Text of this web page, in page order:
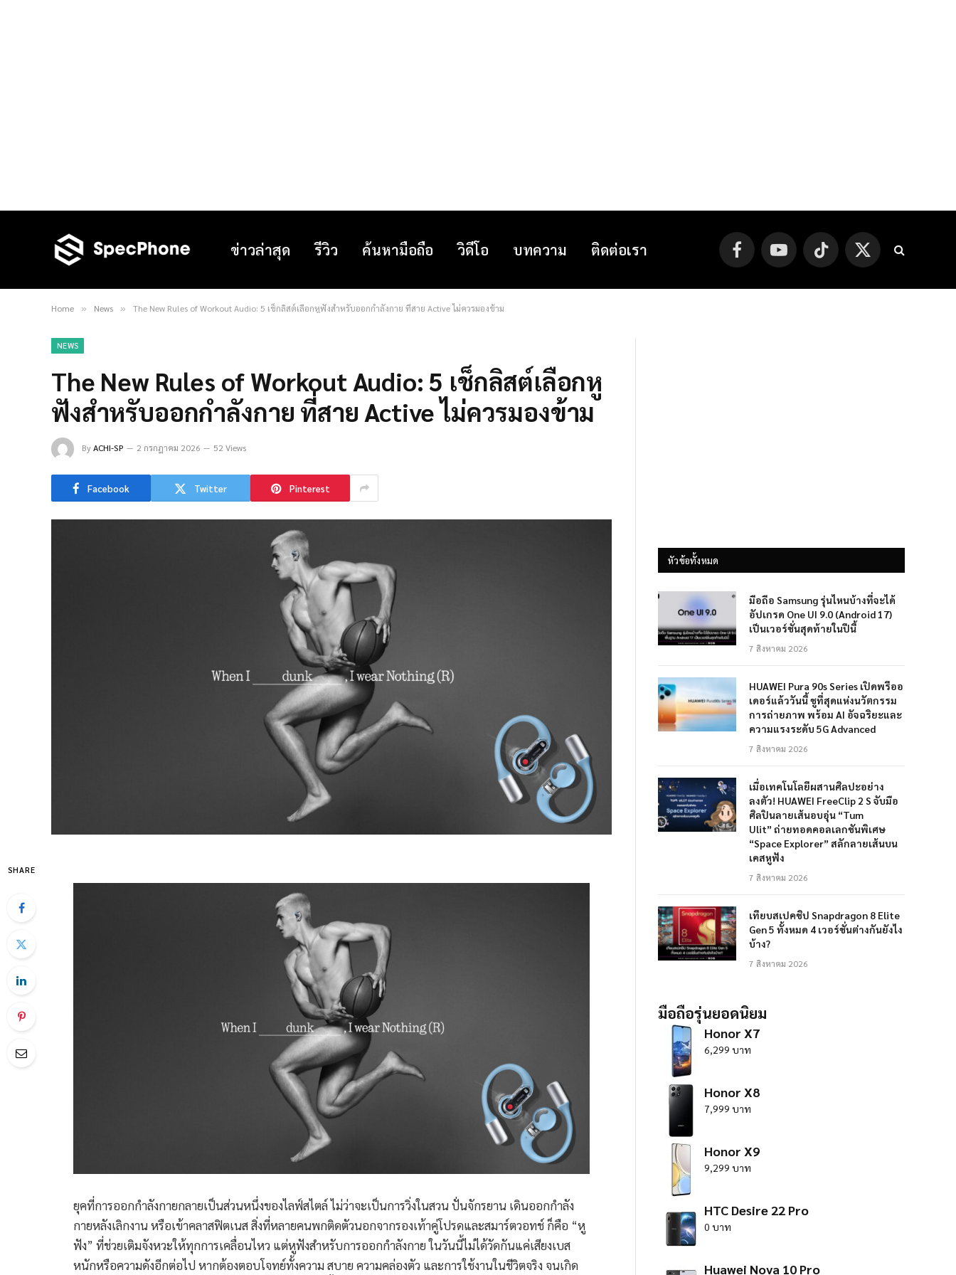
ข่าวล่าสุด รีวิว ค้นหามือถือ วิดีโอ บทความ ติดต่อเรา FacebookYouTube TikTok
X
(Twitter)
Home » News » The New Rules of Workout Audio: 5 เช็กลิสต์เลือกหูฟังสำหรับออกกำลังกาย ที่สาย Active ไม่ควรมองข้าม
NEWS
The New Rules of Workout Audio: 5 เช็กลิสต์เลือกหู
ฟังสำหรับออกกำลังกาย ที่สาย Active ไม่ควรมองข้าม
ByACHI-SP 2 กรกฎาคม 2026 52 Views
Facebook Twitter Pinterest
SHARE
ยุคที่การออกกำลังกายกลายเป็นส่วนหนึ่งของไลฟ์สไตล์ ไม่ว่าจะเป็นการวิ่งในสวน ปั่นจักรยาน เดินออกกำลัง
กายหลังเลิกงาน หรือเข้าคลาสฟิตเนส สิ่งที่หลายคนพกติดตัวนอกจากรองเท้าคู่โปรดและสมาร์ตวอทช์ ก็คือ “หู
ฟัง” ที่ช่วยเติมจังหวะให้ทุกการเคลื่อนไหว แต่หูฟังสำหรับการออกกำลังกาย ในวันนี้ไม่ได้วัดกันแค่เสียงเบส
หนักหรือความดังอีกต่อไป หากต้องตอบโจทย์ทั้งความ สบาย ความคล่องตัว และการใช้งานในชีวิตจริง จนเกิด
หัวข้อทั้งหมด
มือถือ Samsung รุ่นไหนบ้างที่จะได้
อัปเกรด One UI 9.0 (Android 17)
เป็นเวอร์ชั่นสุดท้ายในปีนี้
7 สิงหาคม 2026
HUAWEI Pura 90s Series เปิดพรีออ
เดอร์แล้ววันนี้ ชูที่สุดแห่งนวัตกรรม
การถ่ายภาพ พร้อม AI อัจฉริยะและ
ความแรงระดับ 5G Advanced
7 สิงหาคม 2026
เมื่อเทคโนโลยีผสานศิลปะอย่าง
ลงตัว! HUAWEI FreeClip 2 S จับมือ
ศิลปินลายเส้นอบอุ่น “Tum
Ulit” ถ่ายทอดคอลเลกชันพิเศษ
“Space Explorer” สลักลายเส้นบน
เคสหูฟัง
7 สิงหาคม 2026
เทียบสเปคชิป Snapdragon 8 Elite
Gen 5 ทั้งหมด 4 เวอร์ชั่นต่างกันยังไง
บ้าง?
7 สิงหาคม 2026
มือถือรุ่นยอดนิยม
Honor X7
6,299 บาท
Honor X8
7,999 บาท
Honor X9
9,299 บาท
HTC Desire 22 Pro
0 บาท
Huawei Nova 10 Pro